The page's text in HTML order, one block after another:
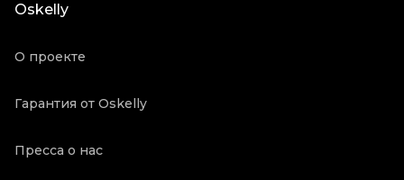
Oskelly
О проекте
Гарантия от Oskelly
Пресса о нас